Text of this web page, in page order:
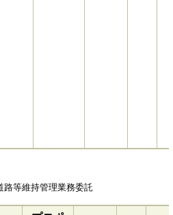
路等維持管理業務委託